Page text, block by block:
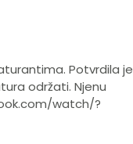
Potvrdila je
održati. Njenu
watch/?